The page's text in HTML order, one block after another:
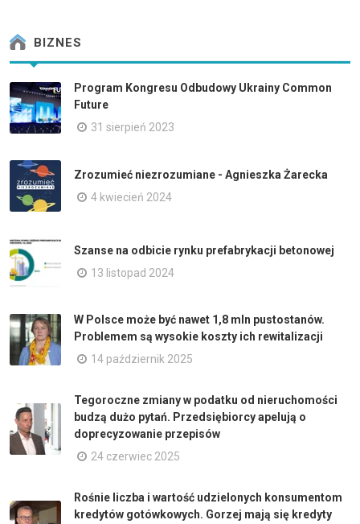
BIZNES
Program Kongresu Odbudowy Ukrainy Common
Future
31 sierpień 2023
Zrozumieć niezrozumiane - Agnieszka Żarecka
4 kwiecień 2024
Szanse na odbicie rynku prefabrykacji betonowej
13 listopad 2024
W Polsce może być nawet 1,8 mln pustostanów.
Problemem są wysokie koszty ich rewitalizacji
14 październik 2025
Tegoroczne zmiany w podatku od nieruchomości
budzą dużo pytań. Przedsiębiorcy apelują o
doprecyzowanie przepisów
24 czerwiec 2025
Rośnie liczba i wartość udzielonych konsumentom
kredytów gotówkowych. Gorzej mają się kredyty